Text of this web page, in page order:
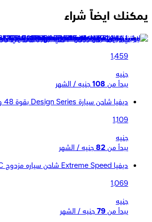
يمكنك ايضاً شراء
ديفيا شاحن Extreme speed series قوة 65 وات - كابل 100 وات PD
1,459
جنيه
يبدأ من 108 جنيه / الشهر
ديفيا شاحن سيارة Design Series بقوة 48 وات 5 منافذ PD &amp; QC يدعم الشحن السريع بوصلة خلفية - أسود
1,109
جنيه
يبدأ من 82 جنيه / الشهر
ديفيا Extreme Speed شاحن سياره مزدوج USB + Type-C شحن سريع بقوة 116 واط - أسود
1,069
جنيه
يبدأ من 79 جنيه / الشهر